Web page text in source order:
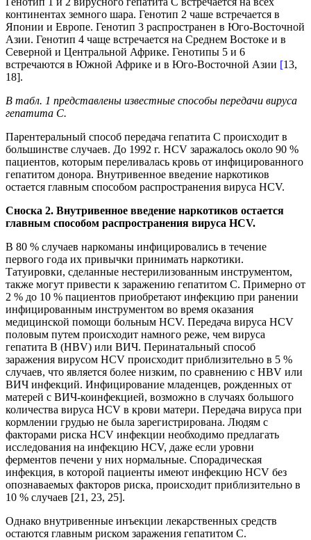
континентах земного шара. Генотип 2 чаше встречается в
Японии и Европе. Генотип 3 распространен в Юго-Восточной
Азии. Генотип 4 чаще встречается на Среднем Востоке и в
Северной и Центральной Африке. Генотипы 5 и 6
встречаются в Южной Африке и в Юго-Восточной Азии [13,
18].
В табл. 1 представлены известные способы передачи вируса
гепатита С.
Парентеральный способ передача гепатита C происходит в
большинстве случаев. До 1992 г. HCV заражалось около 90 %
пациентов, которым переливалась кровь от инфицированного
гепатитом донора. Внутривенное введение наркотиков
остается главным способом распространения вируса HCV.
Сноска 2. Внутривенное введение наркотиков остается
главным способом распространения вируса HCV.
В 80 % случаев наркоманы инфицировались в течение
первого года их привычки принимать наркотики.
Татуировки, сделанные нестерилизованным инструментом,
также могут привести к заражению гепатитом С. Примерно от
2 % до 10 % пациентов приобретают инфекцию при ранении
инфицированным инструментом во время оказания
медицинской помощи больным HCV. Передача вируса HCV
половым путем происходит намного реже, чем вируса
гепатита В (HBV) или ВИЧ. Перинатальный способ
заражения вирусом HCV происходит приблизительно в 5 %
случаев, что является более низким, по сравнению с HBV или
ВИЧ инфекций. Инфицирование младенцев, рожденных от
матерей с ВИЧ-коинфекцией, возможно в случаях большого
количества вируса HCV в крови матери. Передача вируса при
кормлении грудью не была зарегистрирована. Людям с
факторами риска HCV инфекции необходимо предлагать
исследования на инфекцию HCV, даже если уровни
ферментов печени у них нормальные. Спорадическая
инфекция, в которой пациенты имеют инфекцию HCV без
опознаваемых факторов риска, происходит приблизительно в
10 % случаев [21, 23, 25].
Однако внутривенные инъекции лекарственных средств
остаются главным риском заражения гепатитом С.